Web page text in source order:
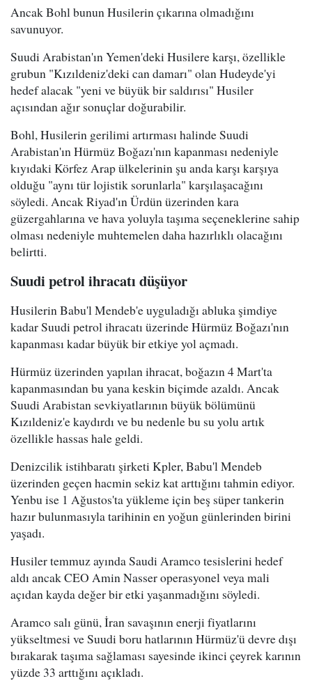
Ancak Bohl bunun Husilerin çıkarına olmadığını
savunuyor.
Suudi Arabistan'ın Yemen'deki Husilere karşı, özellikle
grubun "Kızıldeniz'deki can damarı" olan Hudeyde'yi
hedef alacak "yeni ve büyük bir saldırısı" Husiler
açısından ağır sonuçlar doğurabilir.
Bohl, Husilerin gerilimi artırması halinde Suudi
Arabistan'ın Hürmüz Boğazı'nın kapanması nedeniyle
kıyıdaki Körfez Arap ülkelerinin şu anda karşı karşıya
olduğu "aynı tür lojistik sorunlarla" karşılaşacağını
söyledi. Ancak Riyad'ın Ürdün üzerinden kara
güzergahlarına ve hava yoluyla taşıma seçeneklerine sahip
olması nedeniyle muhtemelen daha hazırlıklı olacağını
belirtti.
Suudi petrol ihracatı düşüyor
Husilerin Babu'l Mendeb'e uyguladığı abluka şimdiye
kadar Suudi petrol ihracatı üzerinde Hürmüz Boğazı'nın
kapanması kadar büyük bir etkiye yol açmadı.
Hürmüz üzerinden yapılan ihracat, boğazın 4 Mart'ta
kapanmasından bu yana keskin biçimde azaldı. Ancak
Suudi Arabistan sevkiyatlarının büyük bölümünü
Kızıldeniz'e kaydırdı ve bu nedenle bu su yolu artık
özellikle hassas hale geldi.
Denizcilik istihbaratı şirketi Kpler, Babu'l Mendeb
üzerinden geçen hacmin sekiz kat arttığını tahmin ediyor.
Yenbu ise 1 Ağustos'ta yükleme için beş süper tankerin
hazır bulunmasıyla tarihinin en yoğun günlerinden birini
yaşadı.
Husiler temmuz ayında Saudi Aramco tesislerini hedef
aldı ancak CEO Amin Nasser operasyonel veya mali
açıdan kayda değer bir etki yaşanmadığını söyledi.
Aramco salı günü, İran savaşının enerji fiyatlarını
yükseltmesi ve Suudi boru hatlarının Hürmüz'ü devre dışı
bırakarak taşıma sağlaması sayesinde ikinci çeyrek karının
yüzde 33 arttığını açıkladı.